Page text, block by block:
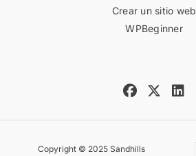
Crear un sitio web
WPBeginner
Copyright © 2025 Sandhills